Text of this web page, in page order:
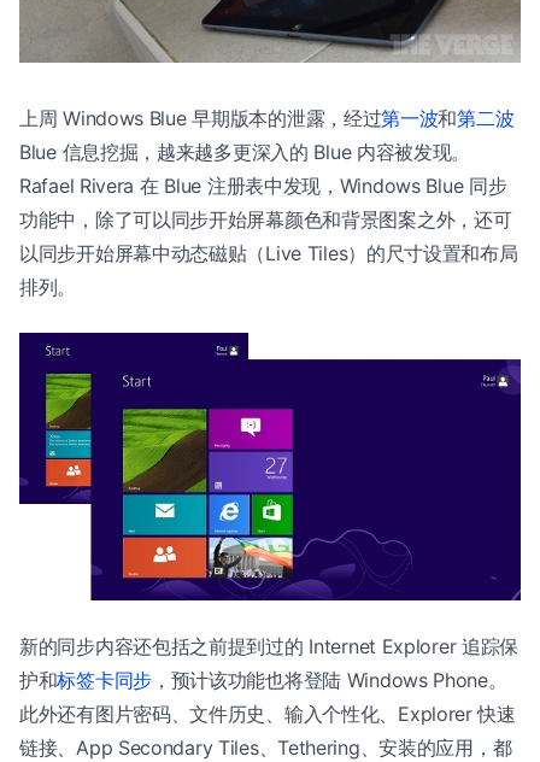
上周 Windows Blue 早期版本的泄露，经过第一波和第二波
Blue 信息挖掘，越来越多更深入的 Blue 内容被发现。
Rafael Rivera 在 Blue 注册表中发现，Windows Blue 同步
功能中，除了可以同步开始屏幕颜色和背景图案之外，还可
以同步开始屏幕中动态磁贴（Live Tiles）的尺寸设置和布局
排列。
新的同步内容还包括之前提到过的 Internet Explorer 追踪保
护和标签卡同步，预计该功能也将登陆 Windows Phone。
此外还有图片密码、文件历史、输入个性化、Explorer 快速
链接、App Secondary Tiles、Tethering、安装的应用，都